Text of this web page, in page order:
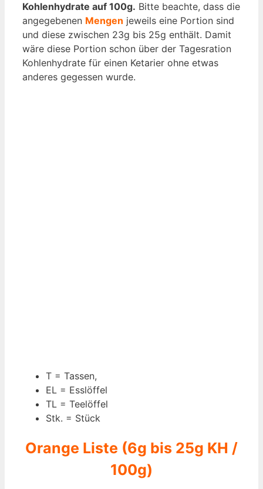
Kohlenhydrate auf 100g. Bitte beachte, dass die
angegebenen Mengen jeweils eine Portion sind
und diese zwischen 23g bis 25g enthält. Damit
wäre diese Portion schon über der Tagesration
Kohlenhydrate für einen Ketarier ohne etwas
anderes gegessen wurde.
T = Tassen,
EL = Esslöffel
TL = Teelöffel
Stk. = Stück
Orange Liste (6g bis 25g KH /
100g)